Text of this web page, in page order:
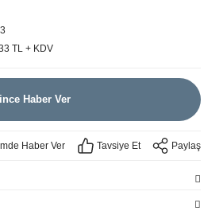
TL + KDV
Haber Ver
Haber Ver Tavsiye Et Paylaş